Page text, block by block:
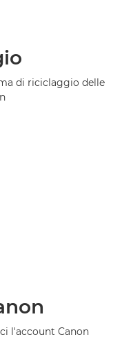
di riciclaggio delle
l'account Canon